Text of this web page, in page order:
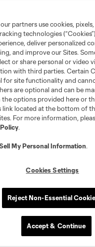
partners use cookies,
technologies
deliver personalized
and improve our Sites.
or share personal or video
with third parties. Certain
for site functionality and
are optional and can be
options provided here or
link located at the bottom of
For more information,
.
My Personal Information.
Cookies Settings
Reject Non-Essential
Accept & Continue